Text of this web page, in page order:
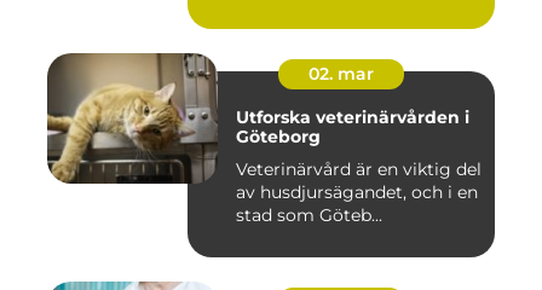
02. mar
Utforska veterinärvården i
Göteborg
Veterinärvård är en viktig del
av husdjursägandet, och i en
stad som Göteb...